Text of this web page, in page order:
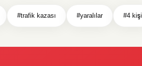
#trafik kazası #yaralılar #4 kişi